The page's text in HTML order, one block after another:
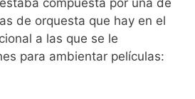
compuesta por una de
de orquesta que hay en el
a las que se le
para ambientar películas: